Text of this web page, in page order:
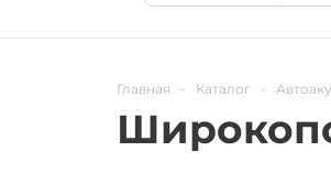
Главная - Каталог -